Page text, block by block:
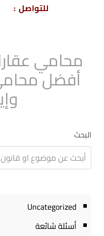
للتواصل : 201103004317+
محامي
أفضل
البحث
Uncategorized
أسئلة شائعة